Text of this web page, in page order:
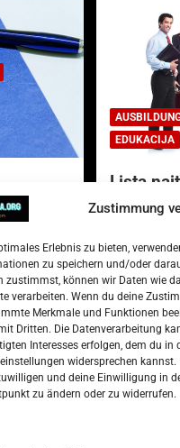
Zustimmung
Erlebnis zu bieten,
zu speichern und/oder
zustimmst, können wir Daten wie
verarbeiten. Wenn du deine
Merkmale und Funktionen
Dritten. Die Datenverarbeitung
Interesses erfolgen, dem du in
widersprechen
und deine Einwilligung in
zu ändern oder zu widerrufen.
EDUKACIJA
Lista
–